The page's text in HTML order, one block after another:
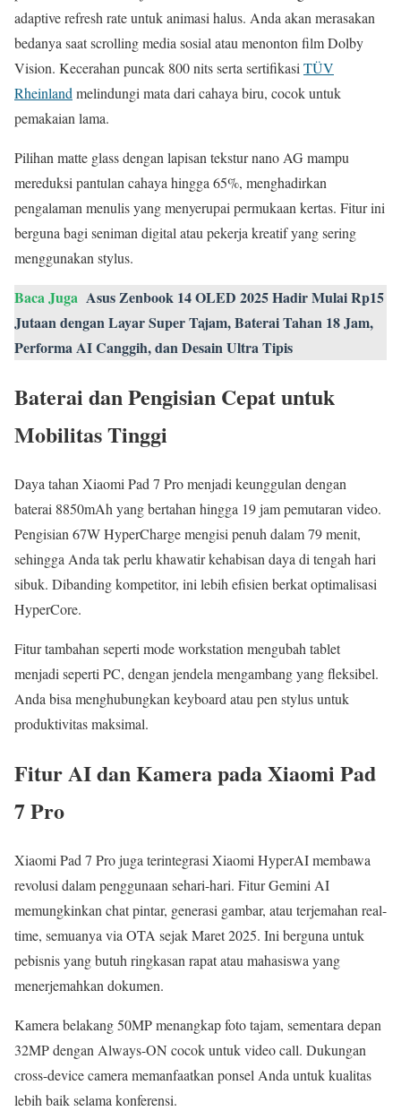
adaptive refresh rate untuk animasi halus. Anda akan merasakan
bedanya saat scrolling media sosial atau menonton film Dolby
Vision. Kecerahan puncak 800 nits serta sertifikasiTÜV
Rheinlandmelindungi mata dari cahaya biru, cocok untuk
pemakaian lama.
Pilihan matte glass dengan lapisan tekstur nano AG mampu
mereduksi pantulan cahaya hingga 65%, menghadirkan
pengalaman menulis yang menyerupai permukaan kertas. Fitur ini
berguna bagi seniman digital atau pekerja kreatif yang sering
menggunakan stylus.
Baca Juga Asus Zenbook 14 OLED 2025 Hadir Mulai Rp15
Jutaan dengan Layar Super Tajam, Baterai Tahan 18 Jam,
Performa AI Canggih, dan Desain Ultra Tipis
Baterai dan Pengisian Cepat untuk
Mobilitas Tinggi
Daya tahan Xiaomi Pad 7 Pro menjadi keunggulan dengan
baterai 8850mAh yang bertahan hingga 19 jam pemutaran video.
Pengisian 67W HyperCharge mengisi penuh dalam 79 menit,
sehingga Anda tak perlu khawatir kehabisan daya di tengah hari
sibuk. Dibanding kompetitor, ini lebih efisien berkat optimalisasi
HyperCore.
Fitur tambahan seperti mode workstation mengubah tablet
menjadi seperti PC, dengan jendela mengambang yang fleksibel.
Anda bisa menghubungkan keyboard atau pen stylus untuk
produktivitas maksimal.
Fitur AI dan Kamera pada Xiaomi Pad
7 Pro
Xiaomi Pad 7 Pro juga terintegrasi Xiaomi HyperAI membawa
revolusi dalam penggunaan sehari-hari. Fitur Gemini AI
memungkinkan chat pintar, generasi gambar, atau terjemahan real-
time, semuanya via OTA sejak Maret 2025. Ini berguna untuk
pebisnis yang butuh ringkasan rapat atau mahasiswa yang
menerjemahkan dokumen.
Kamera belakang 50MP menangkap foto tajam, sementara depan
32MP dengan Always-ON cocok untuk video call. Dukungan
cross-device camera memanfaatkan ponsel Anda untuk kualitas
lebih baik selama konferensi.